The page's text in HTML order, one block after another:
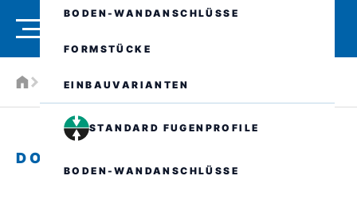
BODEN-WANDANSCHLÜSSE
FORMSTÜCKE
EINBAUVARIANTEN
STANDARD FUGENPROFILE
BODEN-WANDANSCHLÜSSE
Service Downloads
DOWNLOADS